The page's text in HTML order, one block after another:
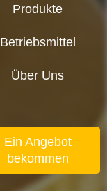
Produkte
Betriebsmittel
Über Uns
Ein Angebot
bekommen